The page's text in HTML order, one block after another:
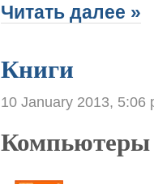
Читать далее »
Книги
10 January 2013, 5:06
Компьютеры